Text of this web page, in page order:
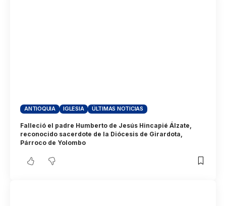
ANTIOQUIA IGLESIA ÚLTIMAS NOTICIAS
Falleció el padre Humberto de Jesús Hincapié Álzate,
reconocido sacerdote de la Diócesis de Girardota,
Párroco de Yolombo